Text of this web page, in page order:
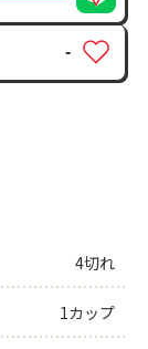
-
4切れ
1カップ